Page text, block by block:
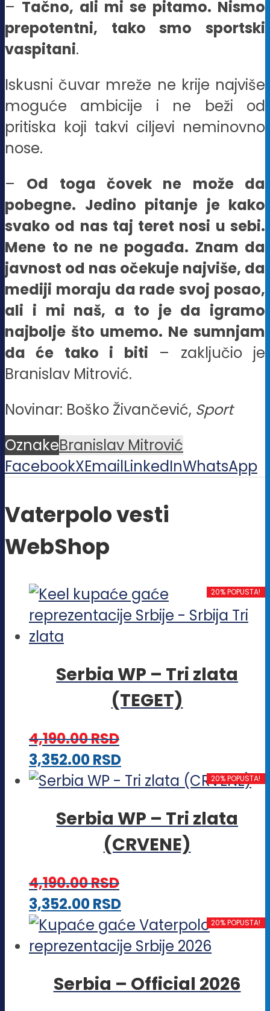
– Tačno, ali mi se pitamo. Nismo
prepotentni, tako smo sportski
vaspitani.
Iskusni čuvar mreže ne krije najviše
moguće ambicije i ne beži od
pritiska koji takvi ciljevi neminovno
nose.
– Od toga čovek ne može da
pobegne. Jedino pitanje je kako
svako od nas taj teret nosi u sebi.
Mene to ne ne pogađa. Znam da
javnost od nas očekuje najviše, da
mediji moraju da rade svoj posao,
ali i mi naš, a to je da igramo
najbolje što umemo. Ne sumnjam
da će tako i biti – zaključio je
Branislav Mitrović.
Novinar: Boško Živančević, Sport
OznakeBranislav Mitrović
FacebookXEmailLinkedInWhatsApp
Vaterpolo vesti
WebShop
20% POPUSTA!
Serbia WP – Tri zlata
(TEGET)
4,190.00RSD
3,352.00RSDOvaj
proizvod
više
varijanti.
biti
izabrane
na
proizvoda.
20% POPUSTA!
Serbia WP – Tri zlata
(CRVENE)
4,190.00RSD
3,352.00RSDOvaj
proizvod
ima
varijanti.
20% POPUSTA!
Serbia – Official 2026